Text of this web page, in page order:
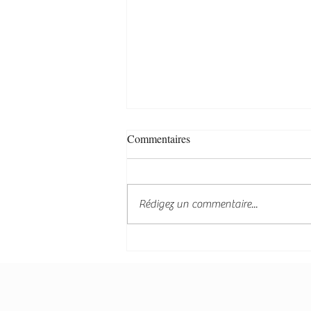
Crêpes au levain maison
Commentaires
Rédigez un commentaire...